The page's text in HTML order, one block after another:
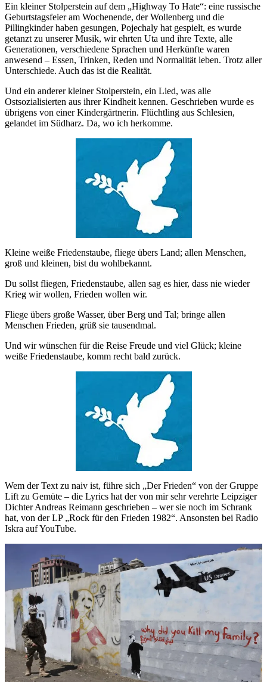
Ein kleiner Stolperstein auf dem „Highway To Hate“: eine russische
Geburtstagsfeier am Wochenende, der Wollenberg und die
Pillingkinder haben gesungen, Pojechaly hat gespielt, es wurde
getanzt zu unserer Musik, wir ehrten Uta und ihre Texte, alle
Generationen, verschiedene Sprachen und Herkünfte waren
anwesend – Essen, Trinken, Reden und Normalität leben. Trotz aller
Unterschiede. Auch das ist die Realität.
Und ein anderer kleiner Stolperstein, ein Lied, was alle
Ostsozialisierten aus ihrer Kindheit kennen. Geschrieben wurde es
übrigens von einer Kindergärtnerin. Flüchtling aus Schlesien,
gelandet im Südharz. Da, wo ich herkomme.
Kleine weiße Friedenstaube, fliege übers Land; allen Menschen,
groß und kleinen, bist du wohlbekannt.
Du sollst fliegen, Friedenstaube, allen sag es hier, dass nie wieder
Krieg wir wollen, Frieden wollen wir.
Fliege übers große Wasser, über Berg und Tal; bringe allen
Menschen Frieden, grüß sie tausendmal.
Und wir wünschen für die Reise Freude und viel Glück; kleine
weiße Friedenstaube, komm recht bald zurück.
Wem der Text zu naiv ist, führe sich „Der Frieden“ von der Gruppe
Lift zu Gemüte – die Lyrics hat der von mir sehr verehrte Leipziger
Dichter Andreas Reimann geschrieben – wer sie noch im Schrank
hat, von der LP „Rock für den Frieden 1982“. Ansonsten bei Radio
Iskra auf YouTube.